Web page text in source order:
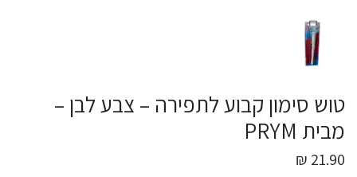
טוש סימון קבוע לתפירה – צבע לבן –
מבית PRYM
21.90 ₪